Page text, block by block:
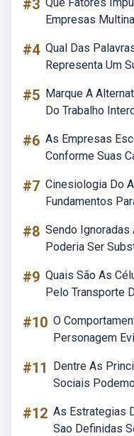
#3
Empresas
#4 Qual Das
Representa Um
#5 Marque A
Do Trabalho
#6 As Empresas
Conforme Suas
#7 Cinesiologia Do
Fundamentos
#8 Sendo
Poderia Ser
#9 Quais São As
Pelo Transporte
#10 O
Personagem
#11
Dentre As
Sociais
#12 As Estrategias
Sao Definidas